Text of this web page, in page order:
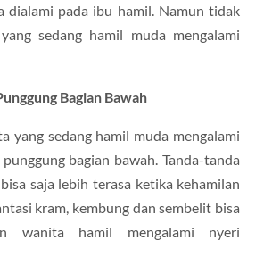
dialami pada ibu hamil. Namun tidak
sedang hamil muda mengalami
Bagian Bawah
yang sedang hamil muda mengalami
bagian bawah. Tanda-tanda
saja lebih terasa ketika kehamilan
kram, kembung dan sembelit bisa
wanita hamil mengalami nyeri